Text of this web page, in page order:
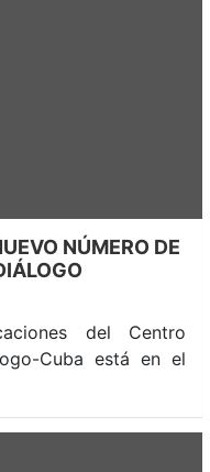
NÚMERO DE
del Centro
Cuba está en el